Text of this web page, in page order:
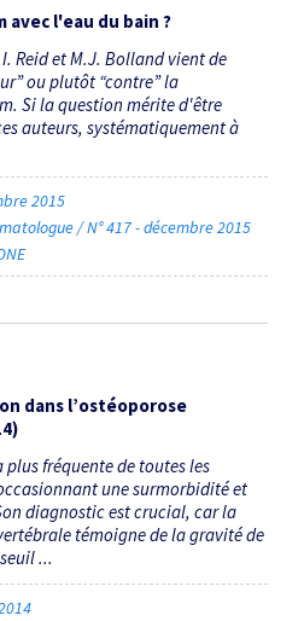
avec l'eau du bain ?
Reid et M.J. Bolland vient de
ou plutôt “contre” la
Si la question mérite d'être
auteurs, systématiquement à
2015
/ N° 417 - décembre 2015
dans l’ostéoporose
fréquente de toutes les
une surmorbidité et
diagnostic est crucial, car la
témoigne de la gravité de
...